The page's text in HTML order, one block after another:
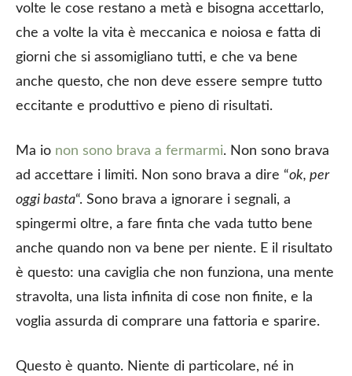
volte le cose restano a metà e bisogna accettarlo,
che a volte la vita è meccanica e noiosa e fatta di
giorni che si assomigliano tutti, e che va bene
anche questo, che non deve essere sempre tutto
eccitante e produttivo e pieno di risultati.
Ma io non sono brava a fermarmi. Non sono brava
ad accettare i limiti. Non sono brava a dire “ok, per
oggi basta“. Sono brava a ignorare i segnali, a
spingermi oltre, a fare finta che vada tutto bene
anche quando non va bene per niente. E il risultato
è questo: una caviglia che non funziona, una mente
stravolta, una lista infinita di cose non finite, e la
voglia assurda di comprare una fattoria e sparire.
Questo è quanto. Niente di particolare, né in